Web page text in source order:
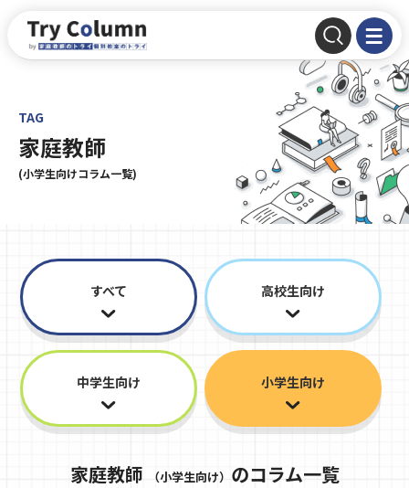
TAG
家庭教師
(小学生向けコラム一覧)
すべて 高校生向け
中学生向け 小学生向け
家庭教師 （小学生向け） のコラム一覧